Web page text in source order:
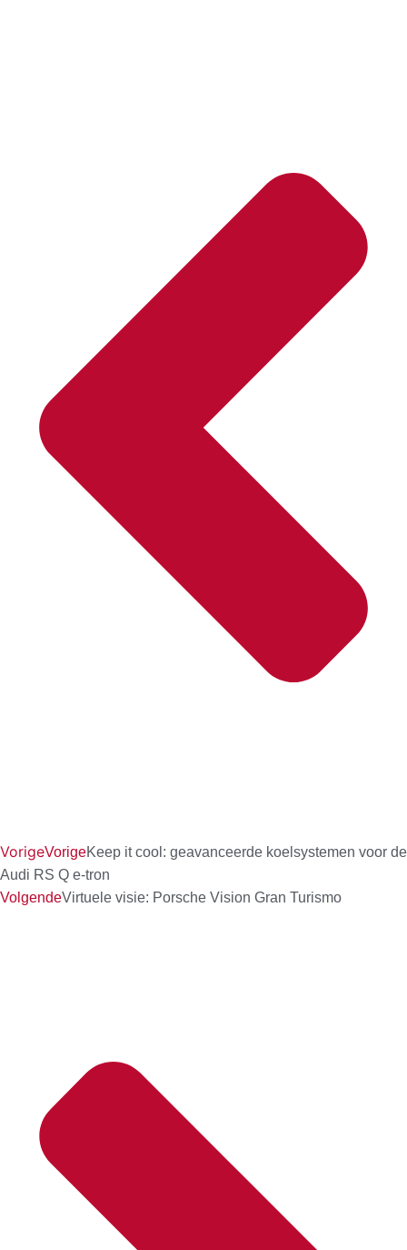
VorigeVorigeKeep it cool: geavanceerde koelsystemen voor de
Audi RS Q e-tron
VolgendeVirtuele visie: Porsche Vision Gran Turismo